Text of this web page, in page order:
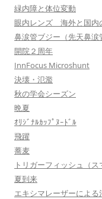
緑内障と体位変動
眼内レンズ 海外と国内
鼻涙管ブジー（先天鼻涙
開院２周年
InnFocus Microshunt
決壊・氾濫
秋の学会シーズン
晩夏
ｵﾘｼﾞﾅﾙｶｯﾌﾟﾇｰﾄﾞﾙ
飛躍
蕎麦
トリガーフィッシュ（
夏到来
エキシマレーザーによる